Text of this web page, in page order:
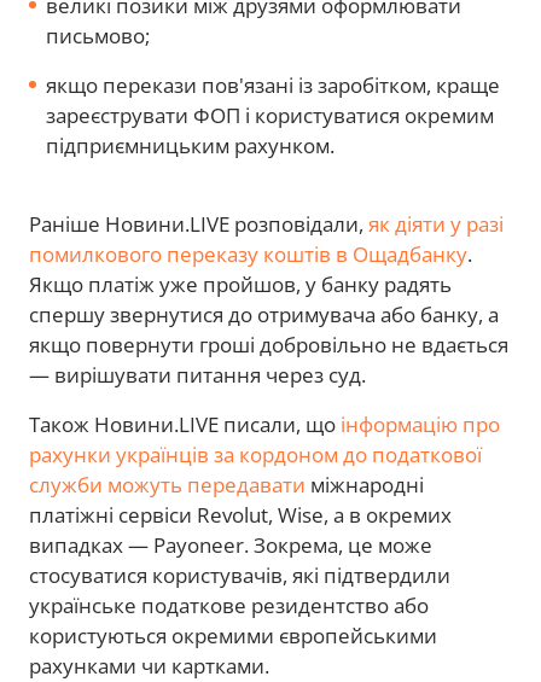
великі позики між друзями оформлювати
письмово;
якщо перекази пов'язані із заробітком, краще
зареєструвати ФОП і користуватися окремим
підприємницьким рахунком.
Раніше Новини.LIVE розповідали, як діяти у разі
помилкового переказу коштів в Ощадбанку.
Якщо платіж уже пройшов, у банку радять
спершу звернутися до отримувача або банку, а
якщо повернути гроші добровільно не вдається
— вирішувати питання через суд.
Також Новини.LIVE писали, що інформацію про
рахунки українців за кордоном до податкової
служби можуть передавати міжнародні
платіжні сервіси Revolut, Wise, а в окремих
випадках — Payoneer. Зокрема, це може
стосуватися користувачів, які підтвердили
українське податкове резидентство або
користуються окремими європейськими
рахунками чи картками.